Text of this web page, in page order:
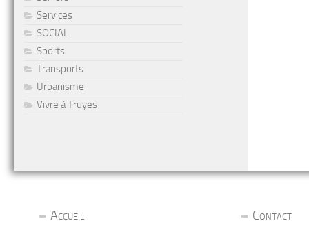
Services
SOCIAL
Sports
Transports
Urbanisme
Vivre à Truyes
Accueil
Contact